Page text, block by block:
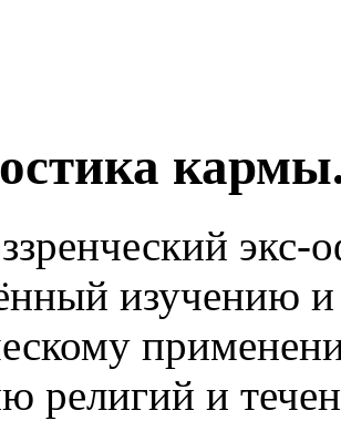
изучению
религий и